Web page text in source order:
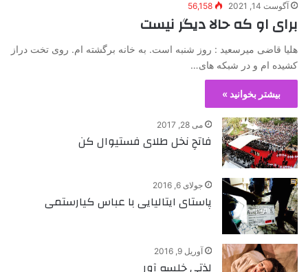
آگوست 14, 2021 56,158
برای او که حالا دیگر نیست
هلیا قاضی میرسعید : روز شنبه است. به خانه برگشته ام. روی تخت دراز
کشیده ام و در شبکه های…
بیشتر بخوانید »
می 28, 2017
فاتحِ نخل طلای فستیوال کن
جولای 6, 2016
پاستای ایتالیایی با عباس کیارستمی
آوریل 9, 2016